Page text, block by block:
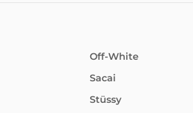
Off-White
Sacai
Stüssy